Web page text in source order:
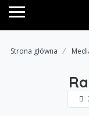
Strona główna